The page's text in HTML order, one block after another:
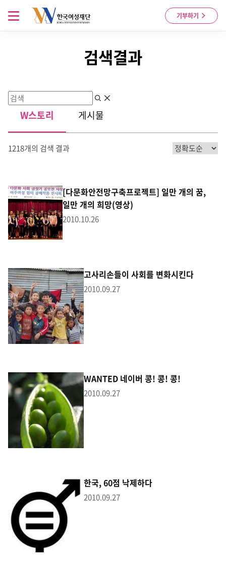
Skip to content
기부하기
메뉴 열기
검색결과
검색지우기
W스토리 게시물
1218개의 검색 결과
[다문화안전망구축프로젝트] 일만 개의 꿈,
일만 개의 희망(영상)
2010.10.26
고사리손들이 사회를 변화시킨다
2010.09.27
WANTED 네이버 콩! 콩! 콩!
2010.09.27
한국, 60점 낙제하다
2010.09.27